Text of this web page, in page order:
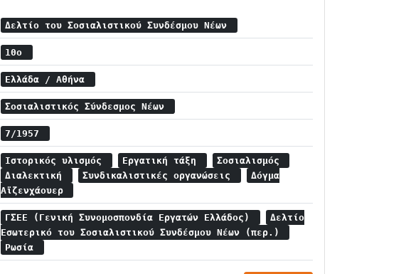
Δελτίο του Σοσιαλιστικού Συνδέσμου Νέων
10ο
Ελλάδα / Αθήνα
Σοσιαλιστικός Σύνδεσμος Νέων
7/1957
Ιστορικός υλισμός Εργατική τάξη
Σοσιαλισμός
Διαλεκτική
Συνδικαλιστικές οργανώσεις
Δόγμα
Αϊζενχάουερ
ΓΣΕΕ (Γενική Συνομοσπονδία Εργατών Ελλάδος)
Δελτίο
Εσωτερικό του Σοσιαλιστικού Συνδέσμου Νέων (περ.)
Ρωσία